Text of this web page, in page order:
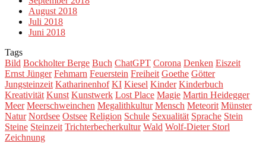
August 2018
Juli 2018
Juni 2018
Tags
Bild Bockholter Berge Buch ChatGPT Corona Denken Eiszeit
Ernst Jünger Fehmarn Feuerstein Freiheit Goethe Götter
Jungsteinzeit Katharinenhof KI Kiesel Kinder Kinderbuch
Kreativität Kunst Kunstwerk Lost Place Magie Martin Heidegger
Meer Meerschweinchen Megalithkultur Mensch Meteorit Münster
Natur Nordsee Ostsee Religion Schule Sexualität Sprache Stein
Steine Steinzeit Trichterbecherkultur Wald Wolf-Dieter Storl
Zeichnung